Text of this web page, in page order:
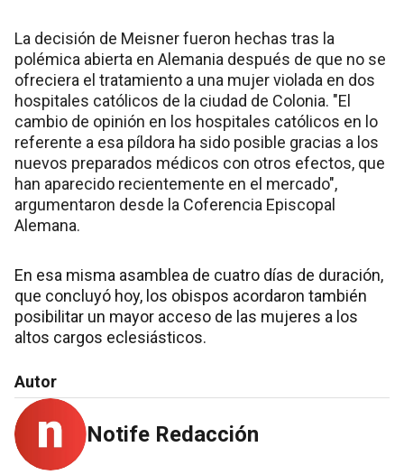
La decisión de Meisner fueron hechas tras la
polémica abierta en Alemania después de que no se
ofreciera el tratamiento a una mujer violada en dos
hospitales católicos de la ciudad de Colonia. "El
cambio de opinión en los hospitales católicos en lo
referente a esa píldora ha sido posible gracias a los
nuevos preparados médicos con otros efectos, que
han aparecido recientemente en el mercado",
argumentaron desde la Coferencia Episcopal
Alemana.
En esa misma asamblea de cuatro días de duración,
que concluyó hoy, los obispos acordaron también
posibilitar un mayor acceso de las mujeres a los
altos cargos eclesiásticos.
Autor
Notife Redacción